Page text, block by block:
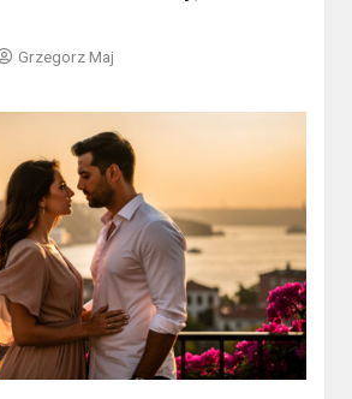
Grzegorz Maj